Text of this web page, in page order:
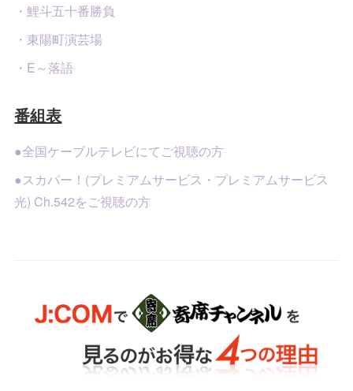
・鯉斗五十番勝負
・東陽町演芸場
・E～落語
番組表
●全国ケーブルテレビにてご視聴の方
●スカパー！(プレミアムサービス・プレミアムサービス
光) Ch.542をご視聴の方